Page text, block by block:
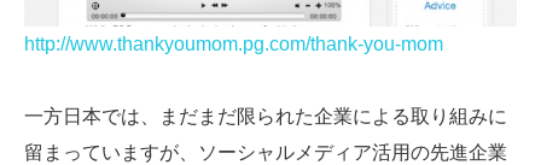
http://www.thankyoumom.pg.com/thank-you-mom
一方日本では、まだまだ限られた企業による取り組みに
留まっていますが、ソーシャルメディア活用の先進企業